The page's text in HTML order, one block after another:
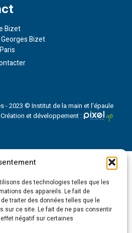
des technologies telles que les
des appareils. Le fait de
traiter des données telles que le
sur ce site. Le fait de ne pas consentir
négatif sur certaines
Bizet
Bizet
- 2023 © Institut de la main et l'épaule
Création et développement :